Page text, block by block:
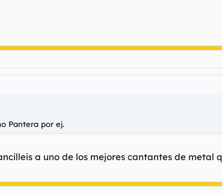
Pantera por ej.
a uno de los mejores cantantes de metal